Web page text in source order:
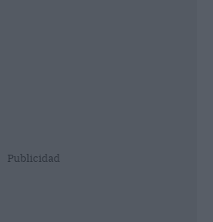
Publicidad